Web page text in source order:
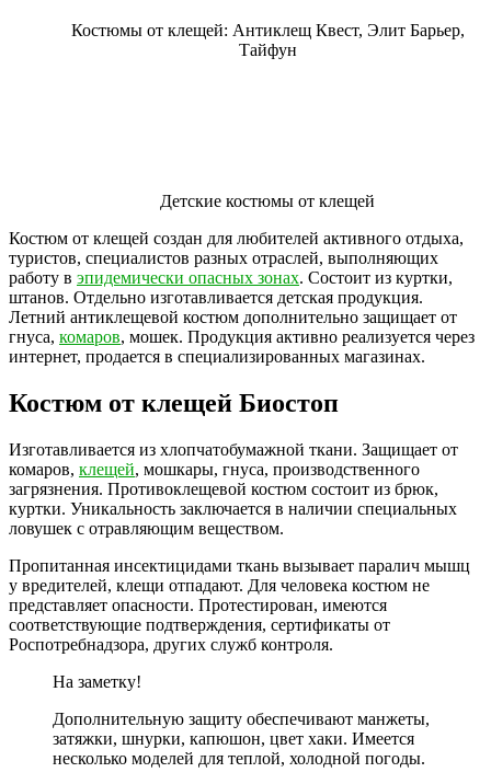
Костюмы от клещей: Антиклещ Квест, Элит Барьер,
Тайфун
Детские костюмы от клещей
Костюм от клещей создан для любителей активного отдыха,
туристов, специалистов разных отраслей, выполняющих
работу в эпидемически опасных зонах. Состоит из куртки,
штанов. Отдельно изготавливается детская продукция.
Летний антиклещевой костюм дополнительно защищает от
гнуса, комаров, мошек. Продукция активно реализуется через
интернет, продается в специализированных магазинах.
Костюм от клещей Биостоп
Изготавливается из хлопчатобумажной ткани. Защищает от
комаров, клещей, мошкары, гнуса, производственного
загрязнения. Противоклещевой костюм состоит из брюк,
куртки. Уникальность заключается в наличии специальных
ловушек с отравляющим веществом.
Пропитанная инсектицидами ткань вызывает паралич мышц
у вредителей, клещи отпадают. Для человека костюм не
представляет опасности. Протестирован, имеются
соответствующие подтверждения, сертификаты от
Роспотребнадзора, других служб контроля.
На заметку!
Дополнительную защиту обеспечивают манжеты,
затяжки, шнурки, капюшон, цвет хаки. Имеется
несколько моделей для теплой, холодной погоды.